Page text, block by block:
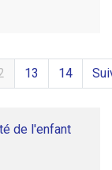
13 14
de l'enfant